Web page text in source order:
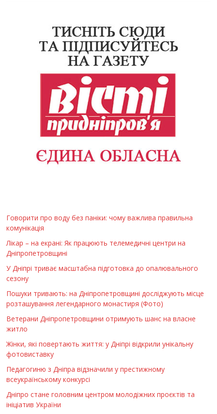
Говорити про воду без паніки: чому важлива правильна
комунікація
Лікар – на екрані: Як працюють телемедичні центри на
Дніпропетровщині
У Дніпрі триває масштабна підготовка до опалювального
сезону
Пошуки тривають: на Дніпропетровщині досліджують місце
розташування легендарного монастиря (Фото)
Ветерани Дніпропетровщини отримують шанс на власне
житло
Жінки, які повертають життя: у Дніпрі відкрили унікальну
фотовиставку
Педагогиню з Дніпра відзначили у престижному
всеукраїнському конкурсі
Дніпро стане головним центром молодіжних проєктів та
ініціатив України